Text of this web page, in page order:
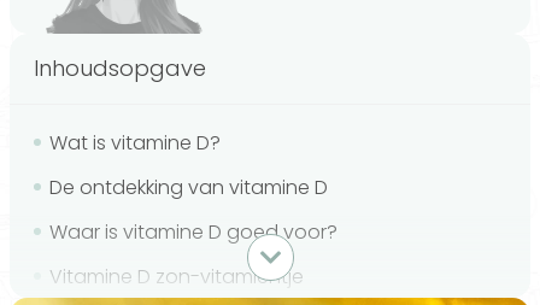
Inhoudsopgave
Wat is vitamine D?
De ontdekking van vitamine D
Waar is vitamine D goed voor?
Vitamine D zon-vitamientje